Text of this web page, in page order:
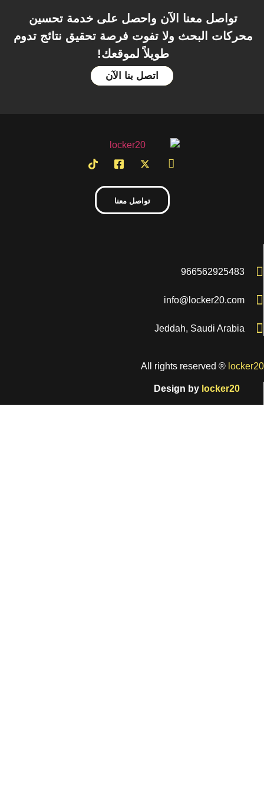
معنا الآن واحصل على خدمة تحسين
ولا تفوت فرصة تحقيق نتائج تدوم
طويلاً لموقعك!
اتصل بنا الآن
Jeddah,
All rights
Design